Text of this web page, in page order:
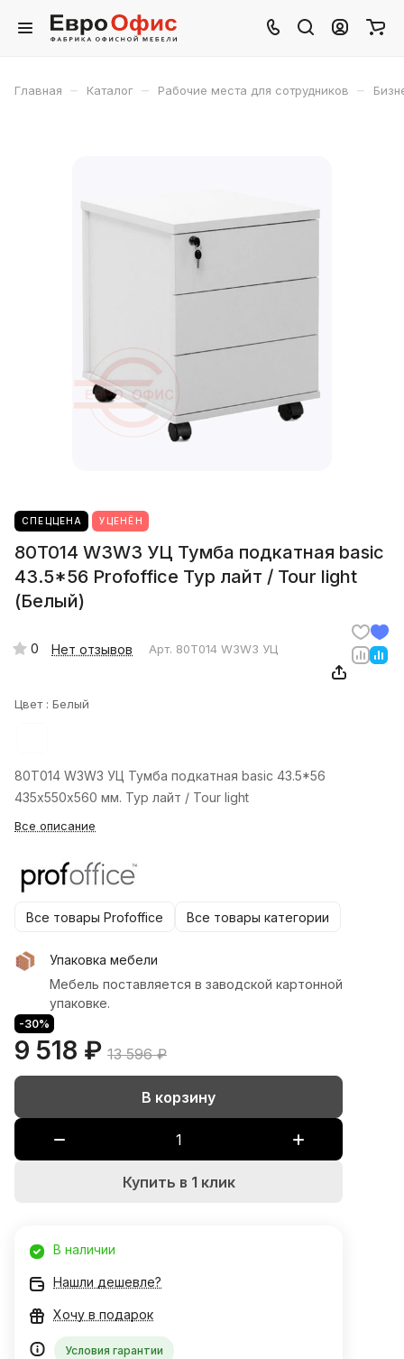
Главная – Каталог – Рабочие места для сотрудников –
СПЕЦЦЕНА УЦЕНЁН
80T014 W3W3 УЦ Тумба подкатная basic
43.5*56 Profoffice Тур лайт / Tour light
(Белый)
0 Нет отзывов Арт. 80T014 W3W3 УЦ
Цвет : Белый
80T014 W3W3 УЦ Тумба подкатная basic 43.5*56
435х550x560 мм. Тур лайт / Tour light
Все описание
Все товары Profoffice Все товары категории
Упаковка мебели
Мебель поставляется в заводской картонной
упаковке.
-30%
9 518 ₽ 13 596 ₽
В корзину
Купить в 1 клик
В наличии
Нашли дешевле?
Хочу в подарок
Условия гарантии